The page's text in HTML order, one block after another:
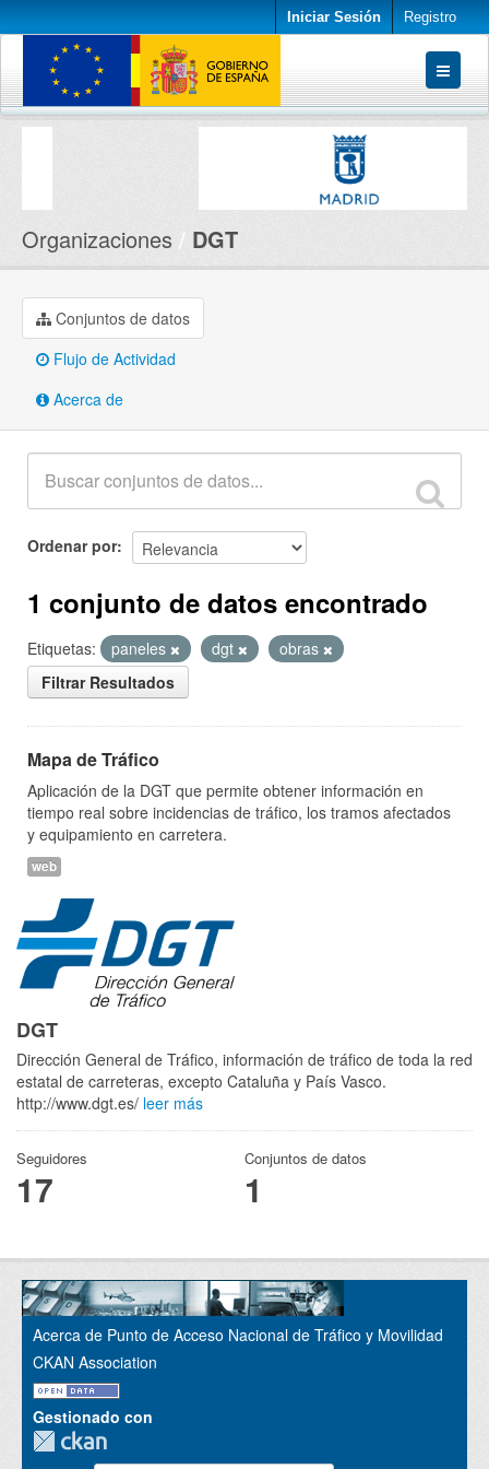
Iniciar Sesión Registro
Conjuntos de datos
Organizaciones DGT
Conjuntos de datos
Flujo de Actividad
Acerca de
Ordenar por
1 conjunto de datos encontrado
Etiquetas: paneles dgt
obras
Filtrar Resultados
Mapa de Tráfico
Aplicación de la DGT que permite obtener información en
tiempo real sobre incidencias de tráfico, los tramos afectados
y equipamiento en carretera.
web
DGT
Dirección General de Tráfico, información de tráfico de toda la red
estatal de carreteras, excepto Cataluña y País Vasco.
http://www.dgt.es/ leer más
Seguidores
17
Conjuntos de datos
1
Acerca de Punto de Acceso Nacional de Tráfico y Movilidad
CKAN Association
Gestionado con